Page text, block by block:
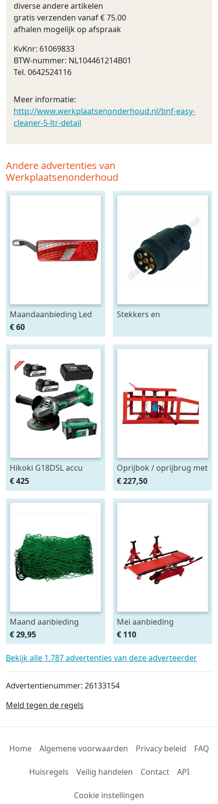
diverse andere artikelen
gratis verzenden vanaf € 75.00
afhalen mogelijk op afspraak
KvKnr: 61069833
BTW-nummer: NL104461214B01
Tel. 0642524116
Meer informatie:
http://www.werkplaatsenonderhoud.nl/bnf-easy-
cleaner-5-ltr-detail
Andere advertenties van
Werkplaatsenonderhoud
Maandaanbieding Led
achterlicht 12-24V links
m. breedtelamp
€ 60
Stekkers en
Hikoki G18DSL accu
haakse slijper (2x5Ah +
HSCII)
€ 425
Oprijbok / oprijbrug met
ingebouwde krik. set
2stuks
€ 227,50
Maand aanbieding
Afdeknet 4x2 mtr maas
4.5 x 4.5 cm
€ 29,95
Mei aanbieding
Monteursligkar+2 tons
krik + 2 assteunen
€ 110
Bekijk alle 1.787 advertenties van deze adverteerder
Advertentienummer: 26133154
Meld tegen de regels
Home Algemene voorwaarden Privacy beleid FAQ
Huisregels Veilig handelen Contact API
Cookie instellingen